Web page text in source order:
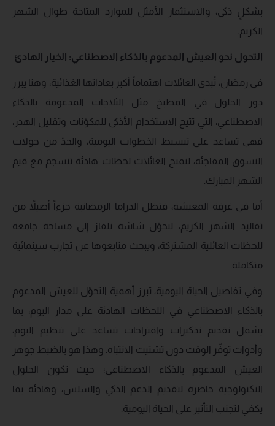
بشكلٍ ذكي، والاستثمار الأمثل للموارد المتاحة طوال الشهر
الكريم.
التحول نحو العيش المدعوم بالذكاء الاصطناعي: الخيار الهادئ
في رمضان، تُبدي العائلات اهتماماً أكبر بعاداتها الغذائية، وهنا يبرز
دور الحلول في المطبخ مثل الثلاجات المدعومة بالذكاء
الاصطناعي، التي تتيح الاستخدام الأذكى للمكوّنات وتقليل الهدر،
فهي تساعد على تبسيط الخطوات اليومية، والحدّ من جولات
التسوق المفاجئة، لتمنح العائلات لحظات هادئة تنسجم مع قيم
الشهر المبارك.
أما في غرفة المعيشة، فتظل الدراما الرمضانية جزءاً أصيلاً من
تقاليد الشهر الكريم، لتحوّل شاشة تلفاز إلى مساحة جامعة
للحظات العائلية المشتركة، ويبحث متابعوها عن تجارب سينمائية
متكاملة.
وفي تفاصيل الحياة اليومية، تبرز أهمية التحوّل للعيش المدعوم
بالذكاء الاصطناعي في اللحظات الهادئة على مدار اليوم، بما
يشمل تقديم تذكيرات واقتراحات تساعد على تنظيم اليوم،
وأدوات توفّر الوقت دون تشتيت الانتباه. وهذا هو بالضبط جوهر
العيش المدعوم بالذكاء الاصطناعي؛ حيث تكون الحلول
التكنولوجية حاضرة لتقديم الدعم الذكي والسلس، وهادئة بما
يكفي لتجنب التأثير على الحياة اليومية.